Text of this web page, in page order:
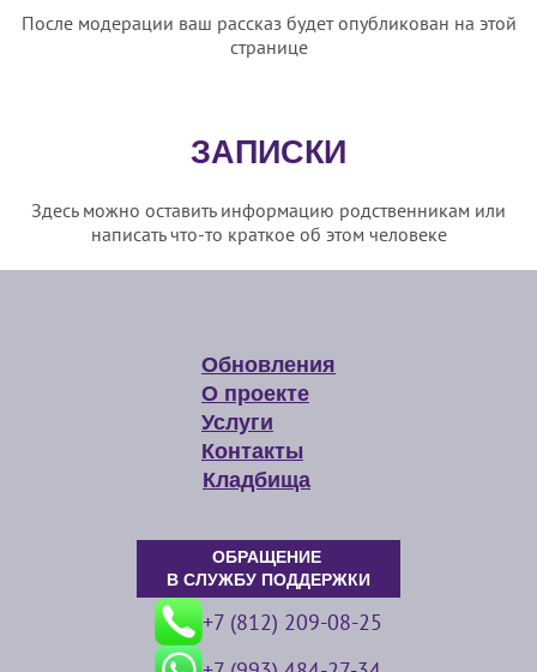
После модерации ваш рассказ будет опубликован на этой
странице
ЗАПИСКИ
Здесь можно оставить информацию родственникам или
написать что-то краткое об этом человеке
Обновления
О проекте
Услуги
Контакты
Кладбища
ОБРАЩЕНИЕ
В СЛУЖБУ ПОДДЕРЖКИ
+7 (812) 209-08-25